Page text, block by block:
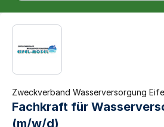
Zweckverband Wasserversorgung
Fachkraft für
(m/w/d)